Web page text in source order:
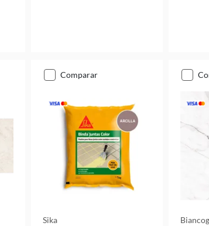
comparar
Sika